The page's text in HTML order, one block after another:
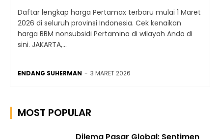
Daftar lengkap harga Pertamax terbaru mulai 1 Maret
2026 di seluruh provinsi Indonesia. Cek kenaikan
harga BBM nonsubsidi Pertamina di wilayah Anda di
sini. JAKARTA,...
ENDANG SUHERMAN - 3 MARET 2026
MOST POPULAR
Dilema Pasar Global: Sentimen